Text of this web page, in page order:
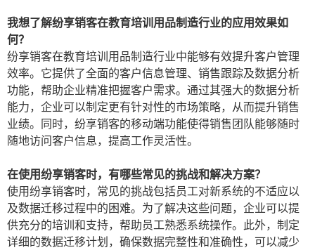
我想了解纷享销客在教育培训用品制造行业的应用效果如
何？
纷享销客在教育培训用品制造行业中能够有效提升客户管理
效率。它提供了全面的客户信息管理、销售跟踪及数据分析
功能，帮助企业精准把握客户需求。通过其强大的数据分析
能力，企业可以制定更有针对性的市场策略，从而提升销售
业绩。同时，纷享销客的移动端功能使得销售团队能够随时
随地访问客户信息，提高工作灵活性。
在使用纷享销客时，有哪些常见的挑战和解决方案？
使用纷享销客时，常见的挑战包括员工对新系统的不适应以
及数据迁移过程中的困难。为了解决这些问题，企业可以提
供充分的培训和支持，帮助员工熟悉系统操作。此外，制定
详细的数据迁移计划，确保数据完整性和准确性，可以减少